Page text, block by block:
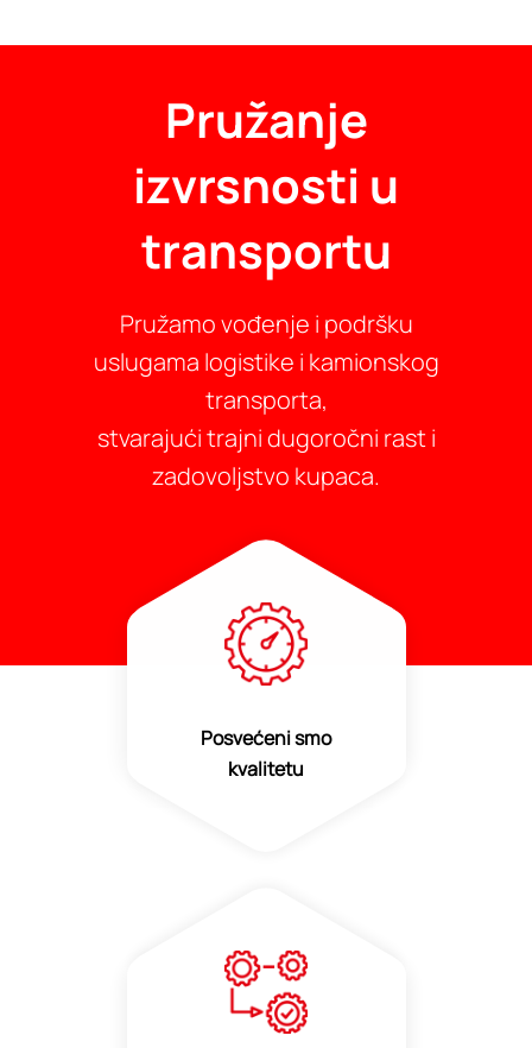
Pružanje
izvrsnosti u
transportu
Pružamo vođenje i podršku
uslugama logistike i kamionskog
transporta,
stvarajući trajni dugoročni rast i
zadovoljstvo kupaca.
Posvećeni smo
kvalitetu